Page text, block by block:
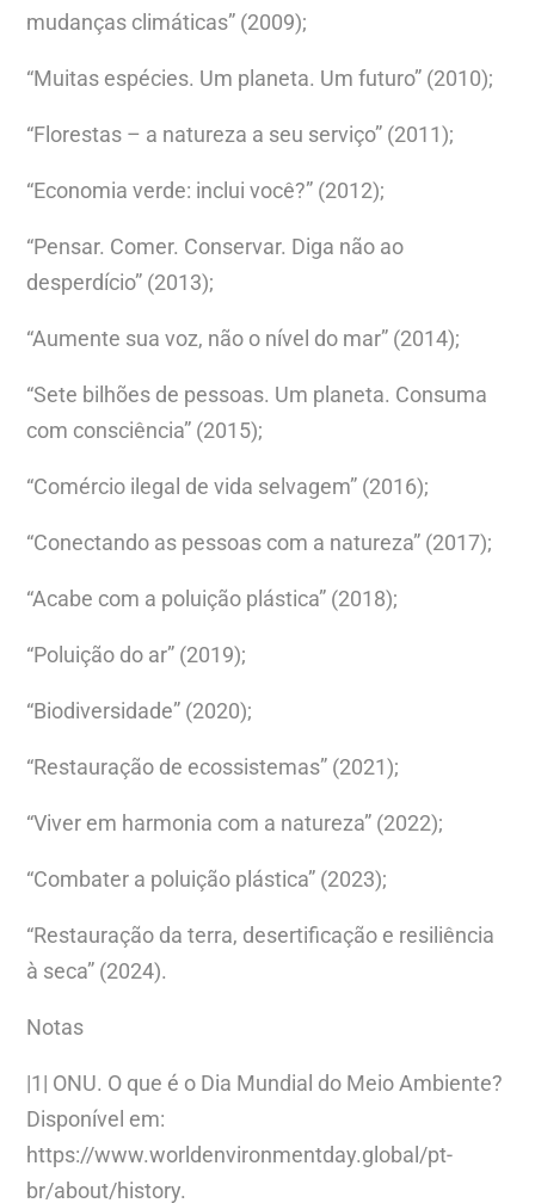
mudanças climáticas” (2009);
“Muitas espécies. Um planeta. Um futuro” (2010);
“Florestas – a natureza a seu serviço” (2011);
“Economia verde: inclui você?” (2012);
“Pensar. Comer. Conservar. Diga não ao
desperdício” (2013);
“Aumente sua voz, não o nível do mar” (2014);
“Sete bilhões de pessoas. Um planeta. Consuma
com consciência” (2015);
“Comércio ilegal de vida selvagem” (2016);
“Conectando as pessoas com a natureza” (2017);
“Acabe com a poluição plástica” (2018);
“Poluição do ar” (2019);
“Biodiversidade” (2020);
“Restauração de ecossistemas” (2021);
“Viver em harmonia com a natureza” (2022);
“Combater a poluição plástica” (2023);
“Restauração da terra, desertificação e resiliência
à seca” (2024).
Notas
|1| ONU. O que é o Dia Mundial do Meio Ambiente?
Disponível em:
https://www.worldenvironmentday.global/pt-
br/about/history.